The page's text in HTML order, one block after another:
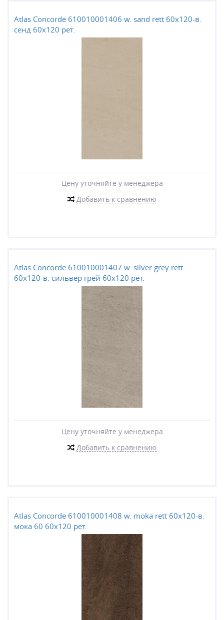
Atlas Concorde 610010001406 w. sand rett 60x120-в.
сенд 60x120 рет.
Цену уточняйте у менеджера
Добавить к сравнению
Atlas Concorde 610010001407 w. silver grey rett
60x120-в. сильвер грей 60x120 рет.
Цену уточняйте у менеджера
Добавить к сравнению
Atlas Concorde 610010001408 w. moka rett 60x120-в.
мока 60 60x120 рет.